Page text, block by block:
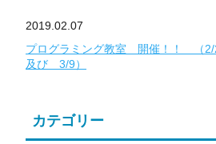
2019.02.07
プログラミング教室 開催！！ （
及び 3/9）
カテゴリー